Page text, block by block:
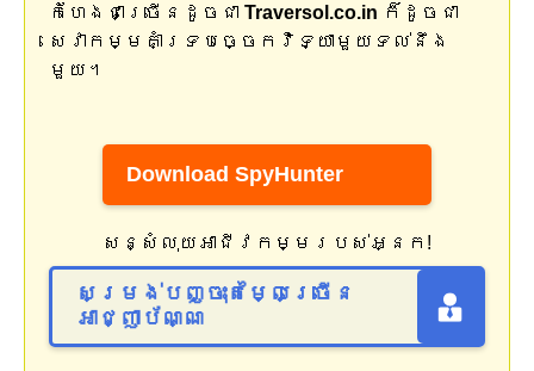
កំហែងជាច្រើនដូចជា Traversol.co.in ក៏ដូចជា
សេវាកម្មគាំទ្របច្ចេកវិទ្យាមួយទល់នឹង
មួយ។
Download SpyHunter
សន្សំលុយអាជីវកម្មរបស់អ្នក!
សម្រង់បញ្ចុះតម្លៃច្រើន
អាជ្ញាប័ណ្ណ